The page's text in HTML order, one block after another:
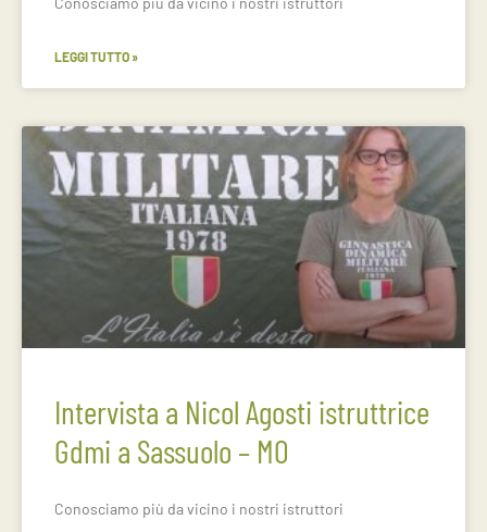
LEGGI TUTTO »
Intervista a Nicol Agosti istruttrice
Gdmi a Sassuolo – MO
Conosciamo più da vicino i nostri istruttori